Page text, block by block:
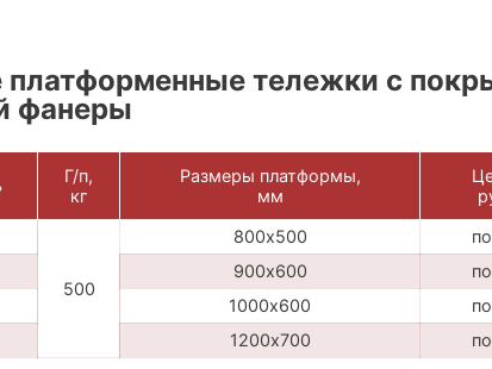
тележки с
фанеры
Г/п,
кг
Размеры платформы,
мм
500
800х500
900х600
1000х600
1200х700